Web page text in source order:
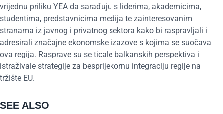
vrijednu priliku YEA da sarađuju s liderima, akademicima,
studentima, predstavnicima medija te zainteresovanim
stranama iz javnog i privatnog sektora kako bi raspravljali i
adresirali značajne ekonomske izazove s kojima se suočava
ova regija. Rasprave su se ticale balkanskih perspektiva i
istraživale strategije za besprijekornu integraciju regije na
tržište EU.
SEE ALSO